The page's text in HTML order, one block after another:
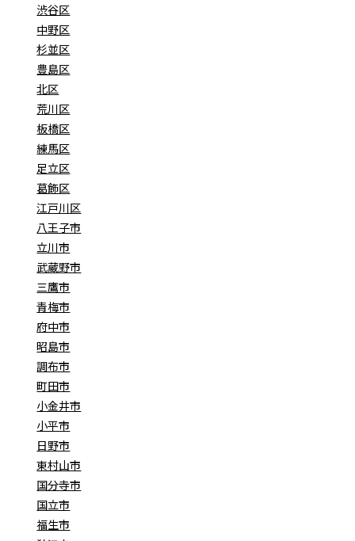
渋谷区
中野区
杉並区
豊島区
北区
荒川区
板橋区
練馬区
足立区
葛飾区
江戸川区
八王子市
立川市
武蔵野市
三鷹市
青梅市
府中市
昭島市
調布市
町田市
小金井市
小平市
日野市
東村山市
国分寺市
国立市
福生市